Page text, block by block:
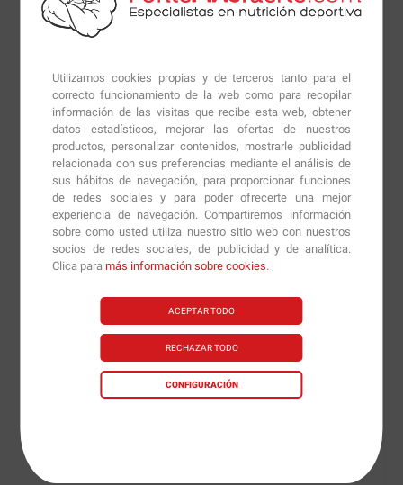
Utilizamos cookies propias y de terceros tanto para el
correcto funcionamiento de la web como para recopilar
información de las visitas que recibe esta web, obtener
datos estadísticos, mejorar las ofertas de nuestros
productos, personalizar contenidos, mostrarle publicidad
relacionada con sus preferencias mediante el análisis de
sus hábitos de navegación, para proporcionar funciones
de redes sociales y para poder ofrecerte una mejor
experiencia de navegación. Compartiremos información
sobre como usted utiliza nuestro sitio web con nuestros
socios de redes sociales, de publicidad y de analítica.
Clica paramás información sobre cookies.
ACEPTAR TODO
RECHAZAR TODO
CONFIGURACIÓN
grasa blanca en grasa marrón, una grasa más activa
demostrado que acelera la quema de grasa, sino que
también mejora los niveles de lípidos y el metabolismo
de la glucosa.
La acción de Paradoxine® se ve potenciada por el
acetil L-carnitina que transporta los ácidos grasos
liberados en la sangre hasta las mitocondrias celulares
donde se originará el proceso de beta-oxidación de la
grasa con el fin de obtener energía. Gracias al
controlar el apetito, además, de regular los niveles de
azúcar en el flujo sanguíneo.